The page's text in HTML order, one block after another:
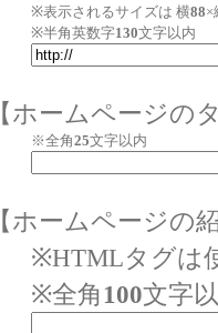
※表示されるサイズは 横88×
※半角英数字130文字以内
【ホームページの
※全角25文字以内
【ホームページの
※HTMLタグは
※全角 100文字